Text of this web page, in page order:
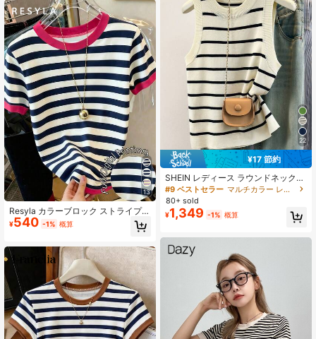
13
Resyla カラーブロック ストライプ
プリント リンガー 半袖Tシャツ レデ
ィース カジュアル バケーション & 通
¥540 -1% 概算
22
¥17 節約
SHEIN レディース ラウンドネック
ブラック&ホワイト ボーダー柄 ノー
スリーブ ニットタンクトップ
#9 ベストセラー
マルチカラー レディースニットトップス
80+ sold
¥1,349 -1% 概算